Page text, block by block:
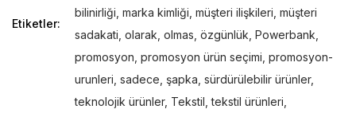
Etiketler:
bilinirliği marka kimliği müşteri ilişkileri müşteri
sadakati olarak olmas özgünlük Powerbank
promosyon promosyon ürün seçimi promosyon-
urunleri sadece şapka sürdürülebilir ürünler,
teknolojik ürünler, Tekstil ,tekstil ürünleri